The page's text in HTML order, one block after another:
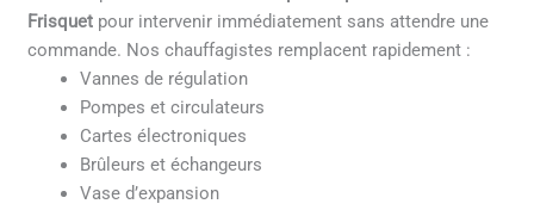
Frisquet pour intervenir immédiatement sans attendre une
commande. Nos chauffagistes remplacent rapidement :
Vannes de régulation
Pompes et circulateurs
Cartes électroniques
Brûleurs et échangeurs
Vase d’expansion